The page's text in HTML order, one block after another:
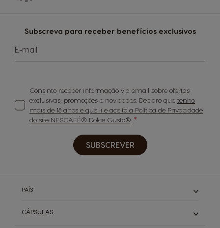
Subscreva para receber benefícios exclusivos
E-mail
Consinto receber informação via email sobre ofertas
exclusivas, promoções e novidades. Declaro que tenho
mais de 18 anos e que li e aceito a Política de Privacidade
do site NESCAFÉ® Dolce Gusto®
SUBSCREVER
PAÍS
CÁPSULAS